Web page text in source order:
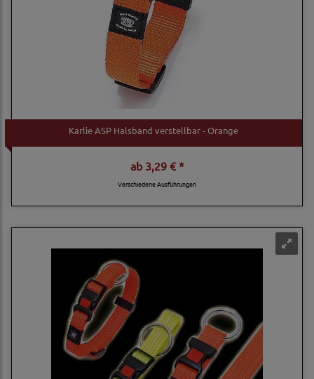
Karlie ASP Halsband verstellbar - Orange
ab3,29 € *
Verschiedene Ausführungen